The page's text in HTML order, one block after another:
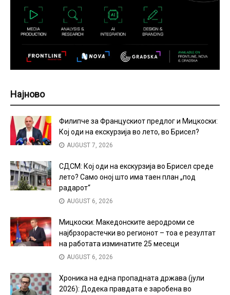
Најново
Филипче за Францускиот предлог и Мицкоски:
Кој оди на екскурзија во лето, во Брисел?
AUGUST 7, 2026
СДСМ: Кој оди на екскурзија во Брисел среде
лето? Само оној што има таен план „под
радарот“
AUGUST 6, 2026
Мицкоски: Македонските аеродроми се
најбрзорастечки во регионот – тоа е резултат
на работата изминатите 25 месеци
AUGUST 6, 2026
Хроника на една пропадната држава (јули
2026): Додека правдата е заробена во